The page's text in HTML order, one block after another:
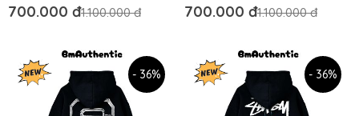
RỘNG UNISEX - BM
AUTHENTIC
700.000 đ1.100.000 đ
BM AUTHENTIC
700.000 đ1.100.000 đ
- 36% - 36%